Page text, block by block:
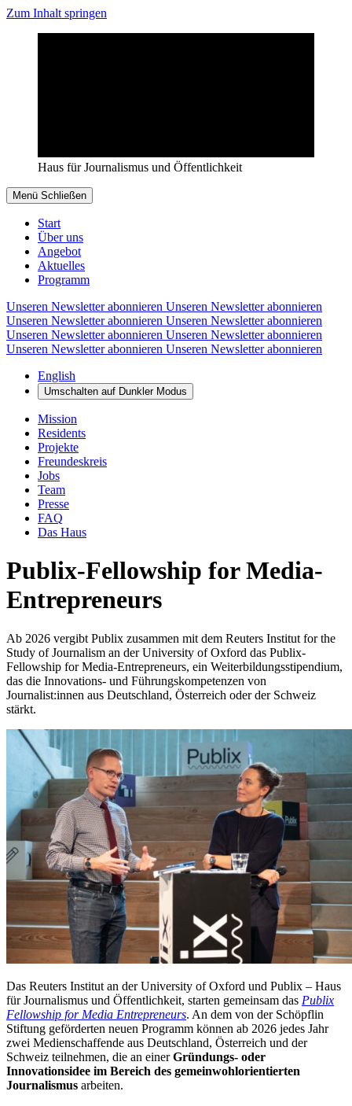
Zum Inhalt springen
Haus für Journalismus und Öffentlichkeit
Menü Schließen
Start
Über uns
Angebot
Aktuelles
Programm
Unseren Newsletter abonnieren Unseren Newsletter abonnieren
Unseren Newsletter abonnieren Unseren Newsletter abonnieren
Unseren Newsletter abonnieren Unseren Newsletter abonnieren
Unseren Newsletter abonnieren Unseren Newsletter abonnieren
English
Umschalten auf DunklerModus
Mission
Residents
Projekte
Freundeskreis
Jobs
Team
Presse
FAQ
Das Haus
Publix-Fellowship for Media-
Entrepreneurs
Ab 2026 vergibt Publix zusammen mit dem Reuters Institut for the
Study of Journalism an der University of Oxford das Publix-
Fellowship for Media-Entrepreneurs, ein Weiterbildungsstipendium,
das die Innovations- und Führungskompetenzen von
Journalist:innen aus Deutschland, Österreich oder der Schweiz
stärkt.
Das Reuters Institut an der University of Oxford und Publix – Haus
für Journalismus und Öffentlichkeit, starten gemeinsam das Publix
Fellowship for Media Entrepreneurs. An dem von der Schöpflin
Stiftung geförderten neuen Programm können ab 2026 jedes Jahr
zwei Medienschaffende aus Deutschland, Österreich und der
Schweiz teilnehmen, die an einerGründungs- oder
Innovationsidee im Bereich des gemeinwohlorientierten
Journalismus arbeiten.